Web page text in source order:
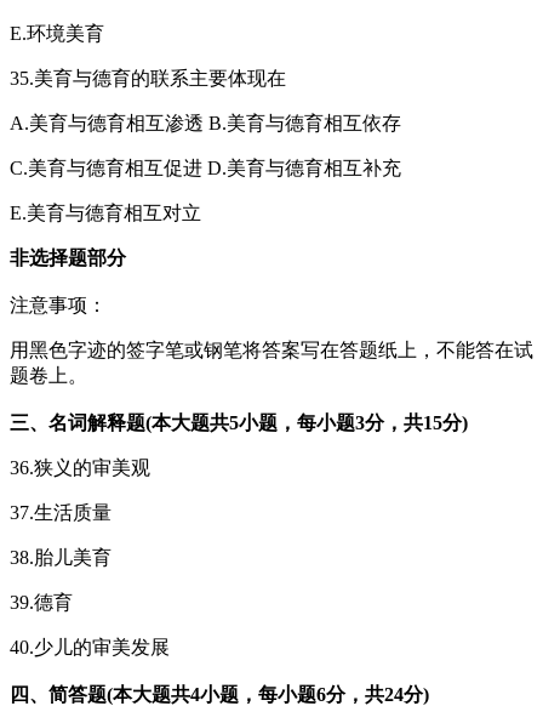
E.环境美育
35.美育与德育的联系主要体现在
A.美育与德育相互渗透 B.美育与德育相互依存
C.美育与德育相互促进 D.美育与德育相互补充
E.美育与德育相互对立
非选择题部分
注意事项：
用黑色字迹的签字笔或钢笔将答案写在答题纸上，不能答在试
题卷上。
三、名词解释题(本大题共5小题，每小题3分，共15分)
36.狭义的审美观
37.生活质量
38.胎儿美育
39.德育
40.少儿的审美发展
四、简答题(本大题共4小题，每小题6分，共24分)